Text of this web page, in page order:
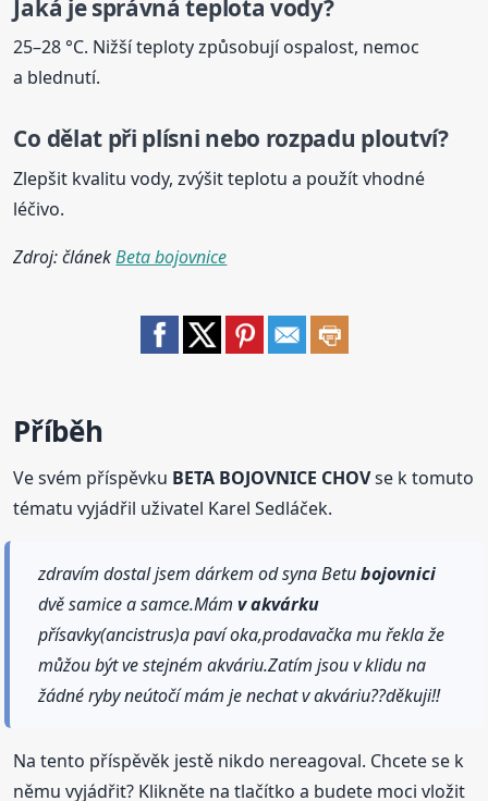
Jaká je správná teplota vody?
25–28 °C. Nižší teploty způsobují ospalost, nemoc
a blednutí.
Co dělat při plísni nebo rozpadu ploutví?
Zlepšit kvalitu vody, zvýšit teplotu a použít vhodné
léčivo.
Zdroj: článekBeta bojovnice
Příběh
Ve svém příspěvku BETA BOJOVNICE CHOVse k tomuto
tématu vyjádřil uživatel Karel Sedláček.
zdravím dostal jsem dárkem od syna Betubojovnici
dvě samice a samce.Mámv akvárku
přísavky(ancistrus)a paví oka,prodavačka mu řekla že
můžou být ve stejném akváriu.Zatím jsou v klidu na
žádné ryby neútočí mám je nechat v akváriu??děkuji!!
Na tento příspěvěk jestě nikdo nereagoval. Chcete se k
němu vyjádřit? Klikněte na tlačítko a budete moci vložit